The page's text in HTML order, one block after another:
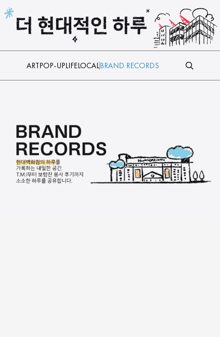
본문 바로가기
ARTPOP-UPLIFELOCALBRAND RECORDS